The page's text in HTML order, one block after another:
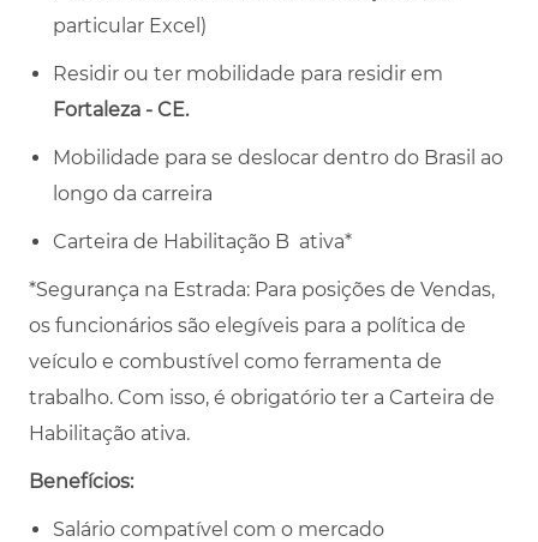
particular Excel)
Residir ou ter mobilidade para residir em
Fortaleza - CE.
Mobilidade para se deslocar dentro do Brasil ao
longo da carreira
Carteira de Habilitação B ativa*
*Segurança na Estrada: Para posições de Vendas,
os funcionários são elegíveis para a política de
veículo e combustível como ferramenta de
trabalho. Com isso, é obrigatório ter a Carteira de
Habilitação ativa.
Benefícios:
Salário compatível com o mercado